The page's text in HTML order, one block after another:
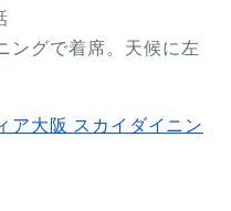
ングで着席。天候に左
ア大阪 スカイダイニン